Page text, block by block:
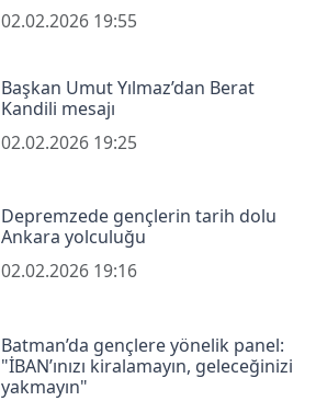
02.02.2026 19:55
Başkan Umut Yılmaz’dan Berat
Kandili mesajı
02.02.2026 19:25
Depremzede gençlerin tarih dolu
Ankara yolculuğu
02.02.2026 19:16
Batman’da gençlere yönelik panel:
"İBAN’ınızı kiralamayın, geleceğinizi
yakmayın"